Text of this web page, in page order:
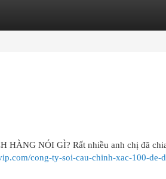
NÓI GÌ? Rất nhiều anh chị đã
cong-ty-soi-cau-chinh-xac-100-de-